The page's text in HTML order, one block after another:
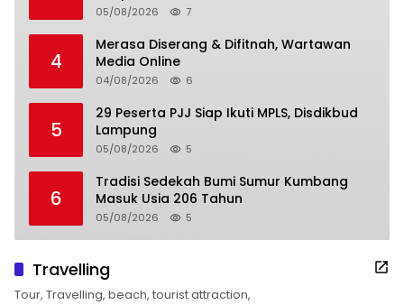
05/08/2026 7
4
Merasa Diserang & Difitnah, Wartawan
Media Online
04/08/2026 6
5
29 Peserta PJJ Siap Ikuti MPLS, Disdikbud
Lampung
05/08/2026 5
6
Tradisi Sedekah Bumi Sumur Kumbang
Masuk Usia 206 Tahun
05/08/2026 5
Travelling
Tour, Travelling, beach, tourist attraction,